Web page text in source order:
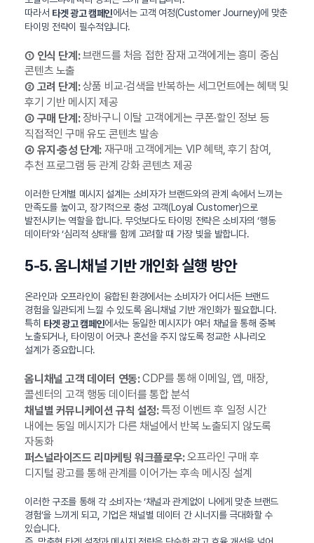
따라서 타겟 광고 캠페인에서는 고객 여정(Customer Journey)에 맞춘
타이밍 전략이 필수적입니다.
① 인식 단계:브랜드를 처음 접한 잠재 고객에게는 흥미 중심
콘텐츠 노출
② 고려 단계:상품 비교·검색을 반복하는 세그먼트에는 혜택 및
후기 기반 메시지 제공
③ 구매 단계:장바구니 이탈 고객에게는 쿠폰·할인 정보 등
직접적인 구매 유도 콘텐츠 발송
④ 유지·충성 단계:재구매 고객에게는 VIP 혜택, 후기 참여,
추천 프로그램 등 관계 강화 콘텐츠 제공
이러한 단계별 메시지 설계는 소비자가 브랜드와의 관계 속에서 느끼는
만족도를 높이고, 장기적으로 충성 고객(Loyal Customer)으로
발전시키는 역할을 합니다. 무엇보다도 타이밍 전략은 소비자의 ‘행동
데이터’와 ‘심리적 상태’를 함께 고려할 때 가장 빛을 발합니다.
5-5. 옴니채널 기반 개인화 실행 방안
온라인과 오프라인이 융합된 환경에서는 소비자가 어디서든 브랜드
경험을 일관되게 느낄 수 있도록 옴니채널 기반 개인화가 필요합니다.
특히 타겟 광고 캠페인에서는 동일한 메시지가 여러 채널을 통해 중복
노출되거나, 타이밍이 어긋나 혼선을 주지 않도록 정교한 시나리오
설계가 중요합니다.
옴니채널 고객 데이터 연동:CDP를 통해 이메일, 앱, 매장,
콜센터의 고객 행동 데이터를 통합 분석
채널별 커뮤니케이션 규칙 설정:특정 이벤트 후 일정 시간
내에는 동일 메시지가 다른 채널에서 반복 노출되지 않도록
자동화
퍼스널라이즈드 리마케팅 워크플로우:오프라인 구매 후
디지털 광고를 통해 관계를 이어가는 후속 메시징 설계
이러한 구조를 통해 각 소비자는 ‘채널과 관계없이 나에게 맞춘 브랜드
경험’을 느끼게 되고, 기업은 채널별 데이터 간 시너지를 극대화할 수
있습니다.